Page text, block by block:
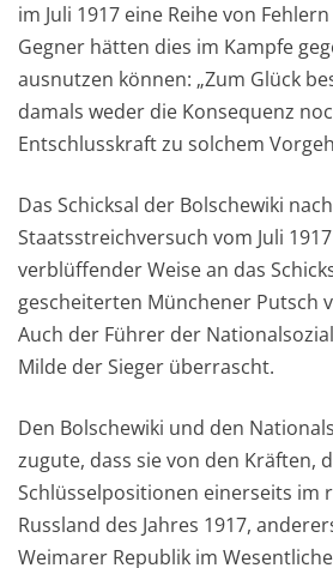
im Juli 1917 eine Reihe von
Gegner hätten dies im Kampfe
ausnutzen können: „Zum Glück
damals weder die Konsequenz
Entschlusskraft zu solchem
Das Schicksal der Bolschewiki
Staatsstreichversuch vom Juli
verblüffender Weise an das
gescheiterten Münchener Putsch
Auch der Führer der
Milde der Sieger überrascht.
Den Bolschewiki und den
zugute, dass sie von den Kräften,
Schlüsselpositionen einerseits im
Russland des Jahres 1917,
Weimarer Republik im